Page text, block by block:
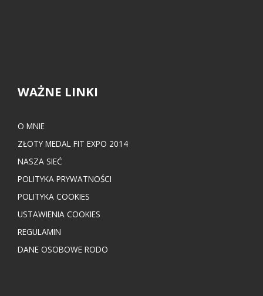
WAŻNE LINKI
O MNIE
ZŁOTY MEDAL FIT EXPO 2014
NASZA SIEĆ
POLITYKA PRYWATNOŚCI
POLITYKA COOKIES
USTAWIENIA COOKIES
REGULAMIN
DANE OSOBOWE RODO